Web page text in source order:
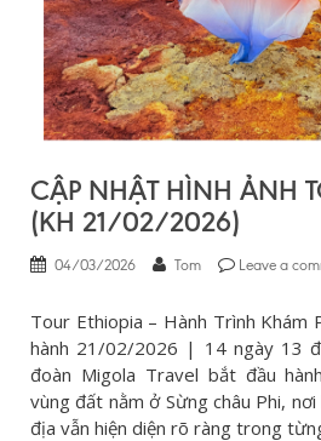
CẬP NHẬT HÌNH ẢNH
(KH 21/02/2026)
04/03/2026 Tom Leave a
Tour Ethiopia – Hành Trình Khám
hành 21/02/2026 | 14 ngày 13
đoàn Migola Travel bắt đầu
vùng đất nằm ở Sừng châu Phi,
địa vẫn hiện diện rõ ràng trong